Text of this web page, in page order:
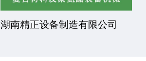
湖南精正设备制造有限公司